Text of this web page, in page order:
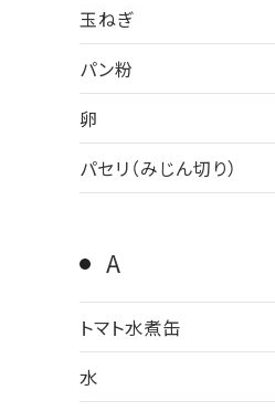
玉ねぎ
パン粉
卵
パセリ（みじん切り）
A
トマト水煮缶
水